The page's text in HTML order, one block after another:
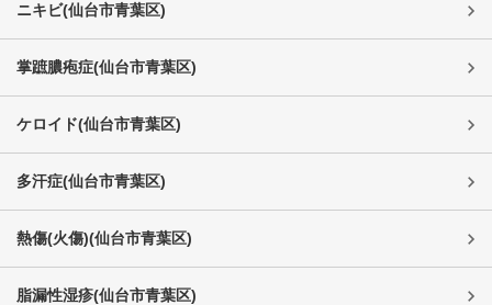
ニキビ(仙台市青葉区)
掌蹠膿疱症(仙台市青葉区)
ケロイド(仙台市青葉区)
多汗症(仙台市青葉区)
熱傷(火傷)(仙台市青葉区)
脂漏性湿疹(仙台市青葉区)